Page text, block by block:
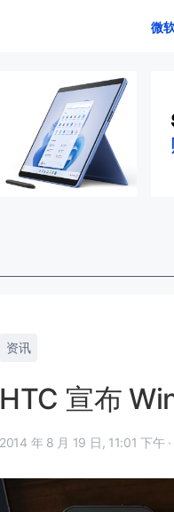
微
资讯
HTC 宣布
2014 年 8 月 19 日, 11:01 下午 ·